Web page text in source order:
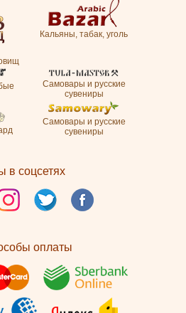
Кальяны, табак, уголь
Самовары и русские
сувениры
Самовары и русские
сувениры
в соцсетях
оплаты